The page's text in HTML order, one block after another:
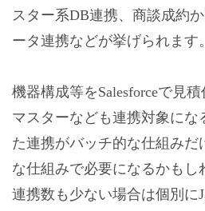
スター系DB連携、商談成約
ータ連携などが挙げられます。
機器構成等をSalesforceで見
マスターなども連携対象にな
た連携がバッチ的な仕組みだ
な仕組みで必要になるかもし
連携数も少ない場合は個別に